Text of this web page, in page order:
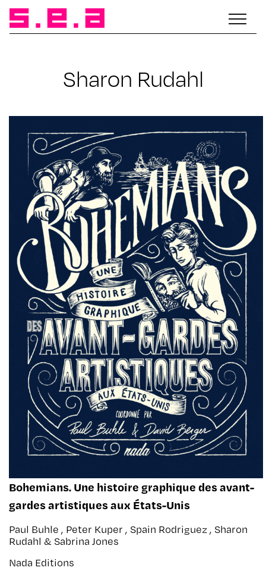
Sharon Rudahl
Bohemians. Une histoire graphique des avant-
gardes artistiques aux États-Unis
Paul Buhle , Peter Kuper , Spain Rodriguez , Sharon
Rudahl & Sabrina Jones
Nada Editions